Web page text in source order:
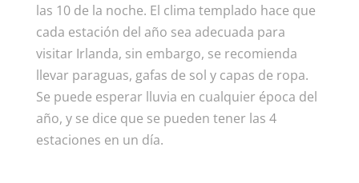
las 10 de la noche. El clima templado hace que
cada estación del año sea adecuada para
visitar Irlanda, sin embargo, se recomienda
llevar paraguas, gafas de sol y capas de ropa.
Se puede esperar lluvia en cualquier época del
año, y se dice que se pueden tener las 4
estaciones en un día.